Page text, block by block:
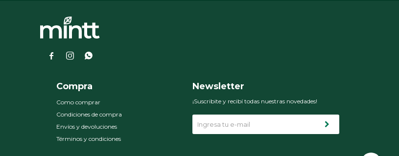
  
Compra
Como comprar
Condiciones de compra
Envíos y devoluciones
Términos y condiciones
Newsletter
¡Suscribite y recibí todas nuestras novedades!